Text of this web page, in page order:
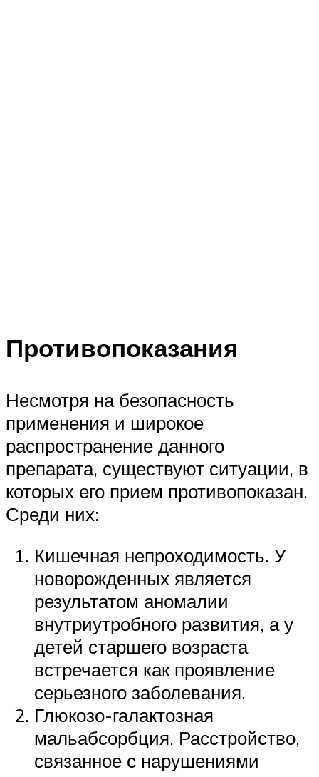
Противопоказания
Несмотря на безопасность
применения и широкое
распространение данного
препарата, существуют ситуации, в
которых его прием противопоказан.
Среди них:
Кишечная непроходимость. У
новорожденных является
результатом аномалии
внутриутробного развития, а у
детей старшего возраста
встречается как проявление
серьезного заболевания.
Глюкозо-галактозная
мальабсорбция. Расстройство,
связанное с нарушениями